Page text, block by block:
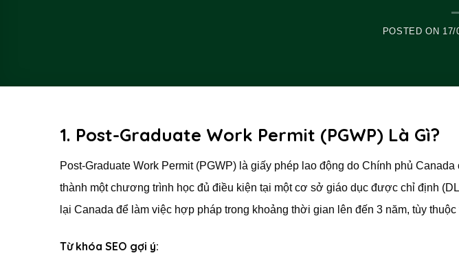
POSTED ON 17/
1. Post-Graduate Work Permit (PGWP) Là Gì?
Post-Graduate Work Permit (PGWP) là giấy phép lao động do Chính phủ
thành một chương trình học đủ điều kiện tại một cơ sở giáo dục được chỉ định
lại Canada để làm việc hợp pháp trong khoảng thời gian lên đến 3 năm, tùy
Từ khóa SEO gợi ý: